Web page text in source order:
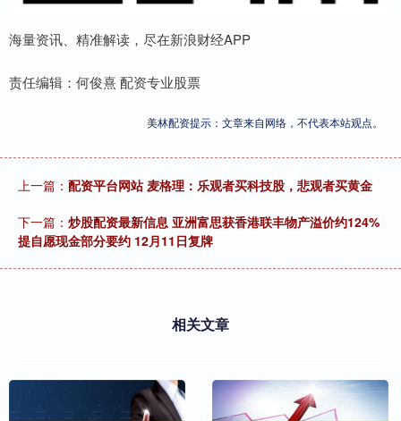
海量资讯、精准解读，尽在新浪财经APP
责任编辑：何俊熹 配资专业股票
美林配资提示：文章来自网络，不代表本站观点。
上一篇： 配资平台网站 麦格理：乐观者买科技股，悲观者买黄金
下一篇： 炒股配资最新信息 亚洲富思获香港联丰物产溢价约124%
提自愿现金部分要约 12月11日复牌
相关文章